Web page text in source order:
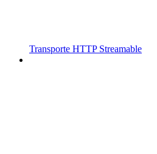
Transporte HTTP Streamable